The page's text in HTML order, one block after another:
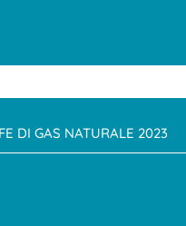
DI GAS NATURALE 2023